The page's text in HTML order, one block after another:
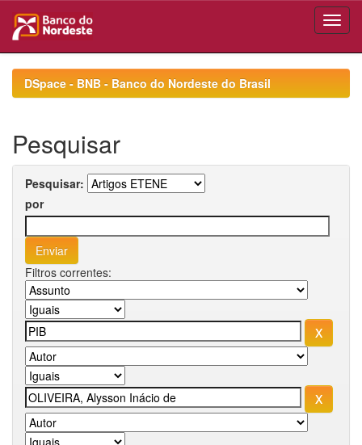
navigationDSpace - BNB - Banco do Nordeste do Brasil
Pesquisar
Pesquisar:
por
Filtros correntes: